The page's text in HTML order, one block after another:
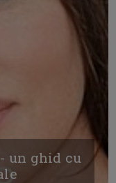
un ghid cu